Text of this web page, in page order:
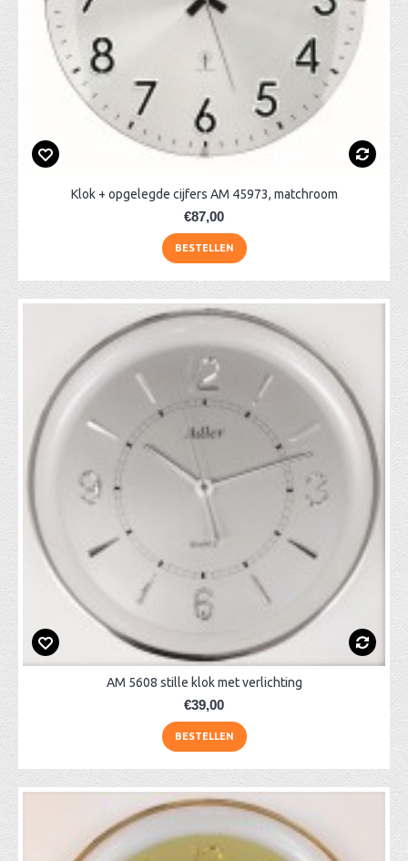
Klok + opgelegde cijfers AM 45973, matchroom
€87,00
BESTELLEN
AM 5608 stille klok met verlichting
€39,00
BESTELLEN